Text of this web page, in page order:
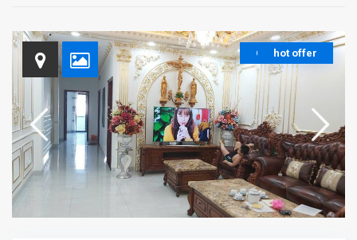
Cần bán gấp
Giá rẻ
hot offer